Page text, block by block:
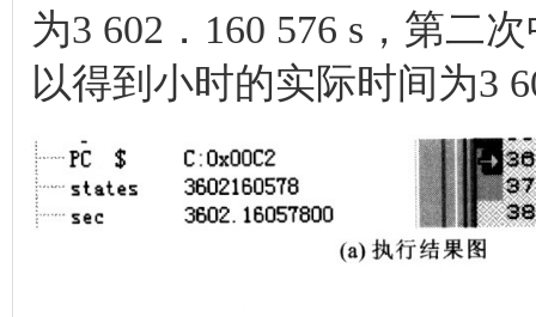
为3 602．160 576 s，第二
以得到小时的实际时间为3